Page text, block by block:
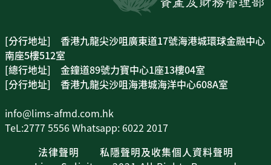
[分行地址] 香港九龍尖沙咀廣東道17號海港城環球金融中心
南座5樓512室
[總行地址] 金鐘道89號力寶中心1座13樓04室
[分行地址] 香港九龍尖沙咀海港城海洋中心608A室
info@lims-afmd.com.hk
TeL:2777 5556 Whatsapp: 6022 2017
法律聲明
私隱聲明及收集個人資料聲明